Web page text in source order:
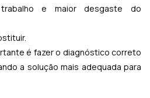
e maior desgaste do
é fazer o diagnóstico correto
a solução mais adequada para